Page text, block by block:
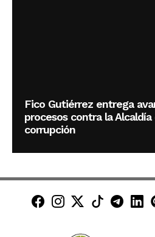
Fico Gutiérrez entrega
procesos contra la
corrupción
Minuto30 en
Minuto30 en
Minuto30